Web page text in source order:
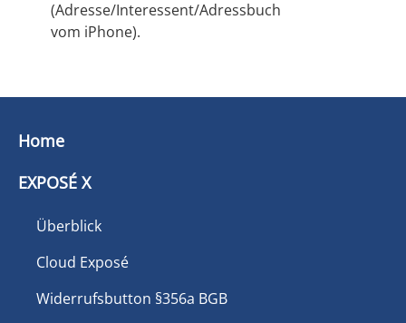
(Adresse/Interessent/Adressbuch
vom iPhone).
Home
EXPOSÉ X
Überblick
Cloud Exposé
Widerrufsbutton §356a BGB